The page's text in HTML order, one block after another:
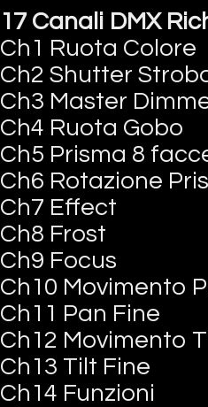
17 Canali DMX
Ch1 Ruota Colore
Ch2 Shutter
Ch3 Master
Ch4 Ruota Gobo
Ch5 Prisma 8
Ch6 Rotazione
Ch7 Effect
Ch8 Frost
Ch9 Focus
Ch10 Movimento
Ch11 Pan Fine
Ch12 Movimento
Ch13 Tilt Fine
Ch14 Funzioni